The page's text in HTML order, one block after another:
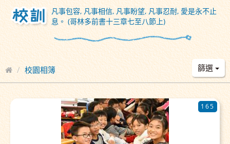
凡事包容, 凡事相信, 凡事盼望, 凡事忍耐, 愛是永不止
息。 (哥林多前書十三章七至八節上)
校園相簿 篩選
165